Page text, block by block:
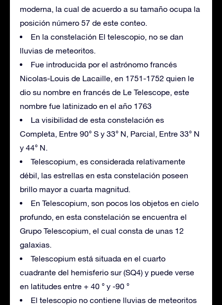
moderna, la cual de acuerdo a su tamaño ocupa la
posición número 57 de este conteo.
En la constelación El telescopio, no se dan
lluvias de meteoritos.
Fue introducida por el astrónomo francés
Nicolas-Louis de Lacaille, en 1751-1752 quien le
dio su nombre en francés de Le Telescope, este
nombre fue latinizado en el año 1763
La visibilidad de esta constelación es
Completa, Entre 90° S y 33° N, Parcial, Entre 33° N
y 44° N.
Telescopium, es considerada relativamente
débil, las estrellas en esta constelación poseen
brillo mayor a cuarta magnitud.
En Telescopium, son pocos los objetos en cielo
profundo, en esta constelación se encuentra el
Grupo Telescopium, el cual consta de unas 12
galaxias.
Telescopium está situada en el cuarto
cuadrante del hemisferio sur (SQ4) y puede verse
en latitudes entre + 40 ° y -90 °
El telescopio no contiene lluvias de meteoritos